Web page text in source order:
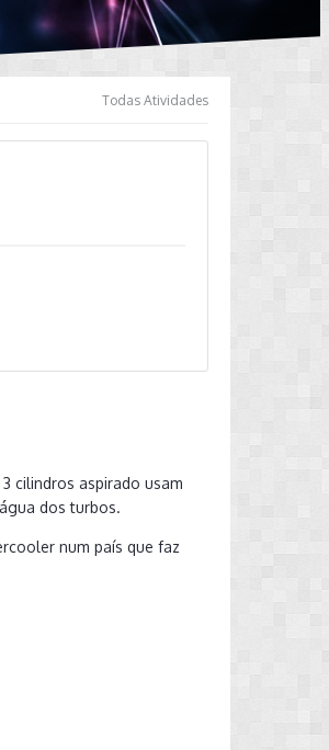
Todas Atividades
cilindros aspirado usam
dos turbos.
num país que faz